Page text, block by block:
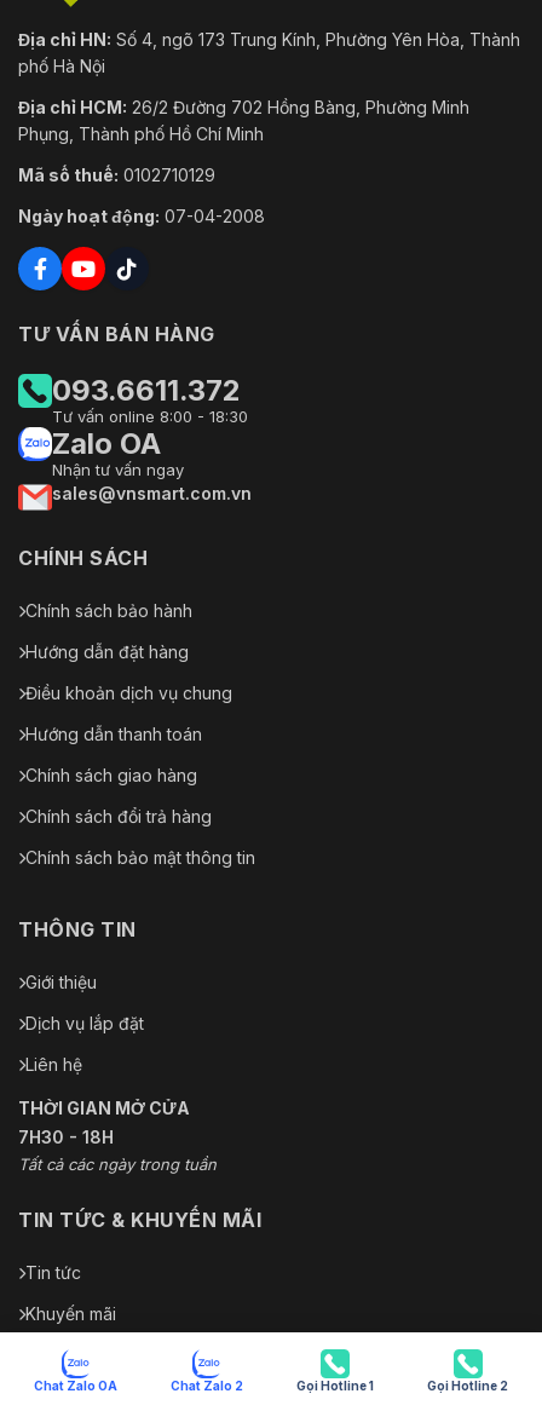
Địa chỉ HN: Số 4, ngõ 173 Trung Kính, Phường Yên Hòa, Thành
phố Hà Nội
Địa chỉ HCM: 26/2 Đường 702 Hồng Bàng, Phường Minh
Phụng, Thành phố Hồ Chí Minh
Mã số thuế: 0102710129
Ngày hoạt động: 07-04-2008
TƯ VẤN BÁN HÀNG
093.6611.372
Tư vấn online 8:00 - 18:30
Zalo OA
Nhận tư vấn ngay
sales@vnsmart.com.vn
CHÍNH SÁCH
Chính sách bảo hành
Hướng dẫn đặt hàng
Điều khoản dịch vụ chung
Hướng dẫn thanh toán
Chính sách giao hàng
Chính sách đổi trả hàng
Chính sách bảo mật thông tin
THÔNG TIN
Giới thiệu
Dịch vụ lắp đặt
Liên hệ
THỜI GIAN MỞ CỬA
7H30 - 18H
Tất cả các ngày trong tuần
TIN TỨC & KHUYẾN MÃI
Tin tức
Khuyến mãi
Hướng dẫn sử dụng thiết bị
Hướng dẫn sử dụng phần mềm
Chat Zalo OA Chat Zalo 2 Gọi Hotline 1 Gọi Hotline 2